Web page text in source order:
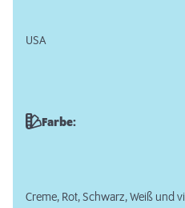
USA
Farbe:
Creme, Rot, Schwarz, Weiß und